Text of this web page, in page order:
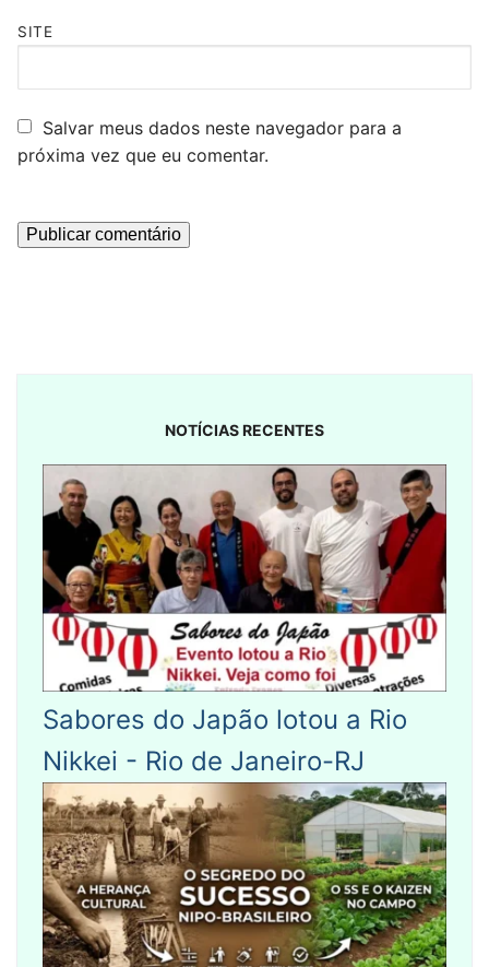
SITE
Salvar meus dados neste navegador para a
próxima vez que eu comentar.
NOTÍCIAS RECENTES
Sabores do Japão lotou a Rio
Nikkei - Rio de Janeiro-RJ